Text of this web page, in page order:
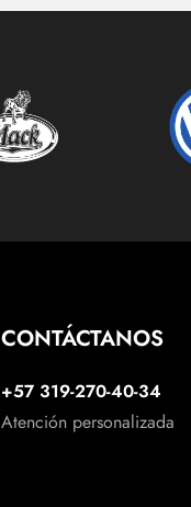
CONTÁCTANOS
+57 319-270-40-34
Atención personalizada